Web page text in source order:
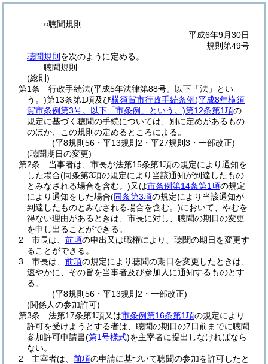
○聴聞規則
平成6年9月30日
規則第49号
聴聞規則 を次のように定める。
聴聞規則
(総則)
第1条
行政手続法(平成5年法律第88号。以下「法」とい
う。)第13条第1項及び横須賀市行政手続条例(平成8年横須
賀市条例第3号。以下「市条例」という。)第12条第1項の
規定に基づく聴聞の手続については、別に定めがあるもの
のほか、この規則の定めるところによる。
(平8規則56・平13規則2・平27規則3・一部改正)
(聴聞期日の変更)
第2条
当事者は、市長が法第15条第1項の規定により通知を
した場合(同条第3項の規定により当該通知が到達したもの
とみなされる場合を含む。)又は市条例第14条第1項の規定
により通知をした場合(同条第3項の規定により当該通知が
到達したものとみなされる場合を含む。)において、やむを
得ない理由があるときは、市長に対し、聴聞の期日の変更
を申し出ることができる。
2
市長は、 前項の申出又は職権により、聴聞の期日を変更す
ることができる。
3
市長は、 前項の規定により聴聞の期日を変更したときは、
速やかに、その旨を当事者及び参加人に通知するものとす
る。
(平8規則56・平13規則2・一部改正)
(関係人の参加許可)
第3条
法第17条第1項又は市条例第16条第1項の規定により
許可を受けようとする者は、聴聞の期日の7日前までに聴聞
参加許可申請書(第1号様式)を主宰者に提出しなければなら
ない。
2
主宰者は、 前項の申請に基づいて聴聞の参加を許可したと